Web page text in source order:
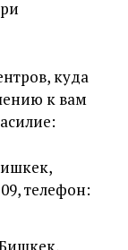
куда
к вам
телефон: